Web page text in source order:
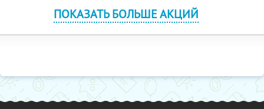
ПОКАЗАТЬ БОЛЬШЕ АКЦИЙ